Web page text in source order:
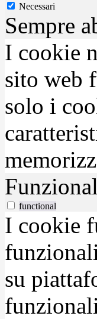
Necessari
Sempre
I cookie
sito web
solo i
functional
I cookie
su